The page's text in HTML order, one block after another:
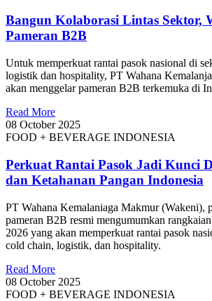
Bangun Kolaborasi Lintas Sektor,
Pameran B2B
Untuk memperkuat rantai pasok nasional di
logistik dan hospitality, PT Wahana
akan menggelar pameran B2B terkemuka di
Read More
08 October 2025
FOOD + BEVERAGE INDONESIA
Perkuat Rantai Pasok Jadi Kunci
dan Ketahanan Pangan Indonesia
PT Wahana Kemalaniaga Makmur (Wakeni),
pameran B2B resmi mengumumkan
2026 yang akan memperkuat rantai pasok
cold chain, logistik, dan hospitality.
Read More
08 October 2025
FOOD + BEVERAGE INDONESIA